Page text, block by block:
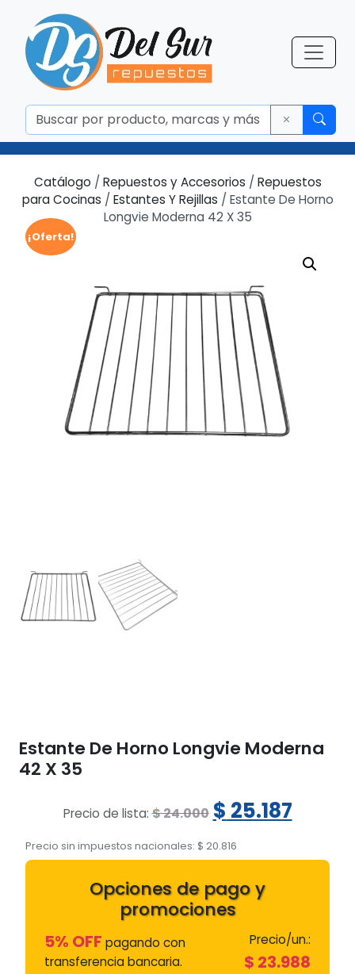
¡Oferta!
Catálogo / Repuestos y Accesorios / Repuestos
para Cocinas / Estantes Y Rejillas / Estante De Horno
Longvie Moderna 42 X 35
Estante De Horno Longvie Moderna
42 X 35
Precio de lista:$24.000 El
precio
original
era:
$ 24.000.
$ 25.187El
$
Precio sin impuestos nacionales: $ 20.816
Opciones de pago y
promociones
5% OFF pagando con
transferencia bancaria.
Precio/un.:
$ 23.988